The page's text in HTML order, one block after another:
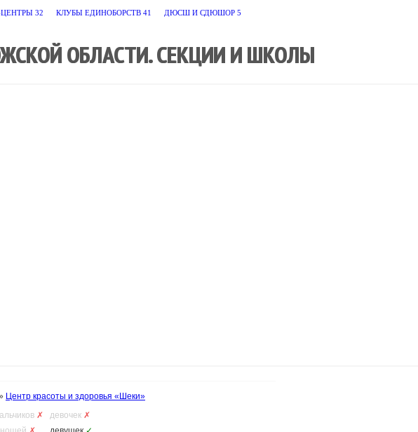
32 КЛУБЫ ЕДИНОБОРСТВ 41 ДЮСШ И СДЮШОР 5
ОБЛАСТИ. СЕКЦИИ И ШКОЛЫ
Центр красоты и здоровья «Шеки»
✗ девочек ✗